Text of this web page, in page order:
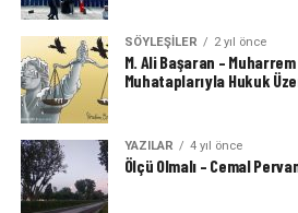
SÖYLEŞILER 2 yıl önce
M. Ali Başaran –
Muhataplarıyla Hukuk
YAZILAR 4 yıl önce
Ölçü Olmalı – Cemal